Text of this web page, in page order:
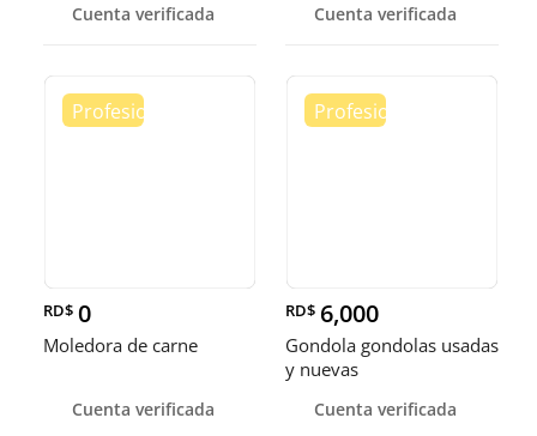
Cuenta verificada
pulgadas
Cuenta verificada
RD$ 0
Moledora de carne
Cuenta verificada
RD$ 6,000
Gondola gondolas usadas
y nuevas
Cuenta verificada